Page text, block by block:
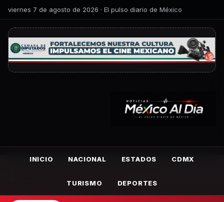
viernes 7 de agosto de 2026 · El pulso diario de México
INICIO NACIONAL ESTADOS CDMX
TURISMO DEPORTES